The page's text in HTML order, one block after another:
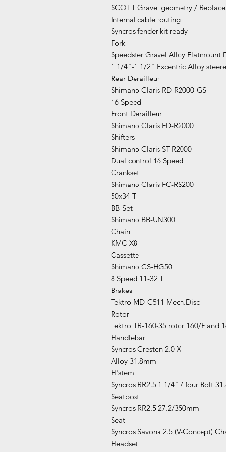
SCOTT Gravel geometry /
Internal cable routing
Syncros fender kit ready
Fork
Speedster Gravel Alloy Flatmount
1 1/4"-1 1/2" Excentric Alloy
Rear Derailleur
Shimano Claris RD-R2000-GS
16 Speed
Front Derailleur
Shimano Claris FD-R2000
Shifters
Shimano Claris ST-R2000
Dual control 16 Speed
Crankset
Shimano Claris FC-RS200
50x34 T
BB-Set
Shimano BB-UN300
Chain
KMC X8
Cassette
Shimano CS-HG50
8 Speed 11-32 T
Brakes
Tektro MD-C511 Mech.Disc
Rotor
Tektro TR-160-35 rotor 160/F and
Handlebar
Syncros Creston 2.0 X
Alloy 31.8mm
H'stem
Syncros RR2.5 1 1/4" / four Bolt
Seatpost
Syncros RR2.5 27.2/350mm
Seat
Syncros Savona 2.5 (V-Concept)
Headset